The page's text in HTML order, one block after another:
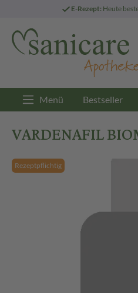
E-Rezept: Heute
Menü Bestseller
VARDENAFIL
Rezeptpflichtig